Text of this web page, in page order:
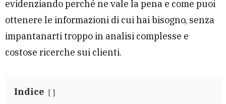
evidenziando perché ne vale la pena e come puoi
ottenere le informazioni di cui hai bisogno, senza
impantanarti troppo in analisi complesse e
costose ricerche sui clienti.
Indice